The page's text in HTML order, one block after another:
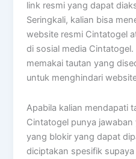
link resmi yang dapat
Seringkali, kalian bisa
website resmi Cintatogel
di sosial media Cintatogel.
memakai tautan yang
untuk menghindari
Apabila kalian mendapati
Cintatogel punya
yang blokir yang dapat
diciptakan spesifik